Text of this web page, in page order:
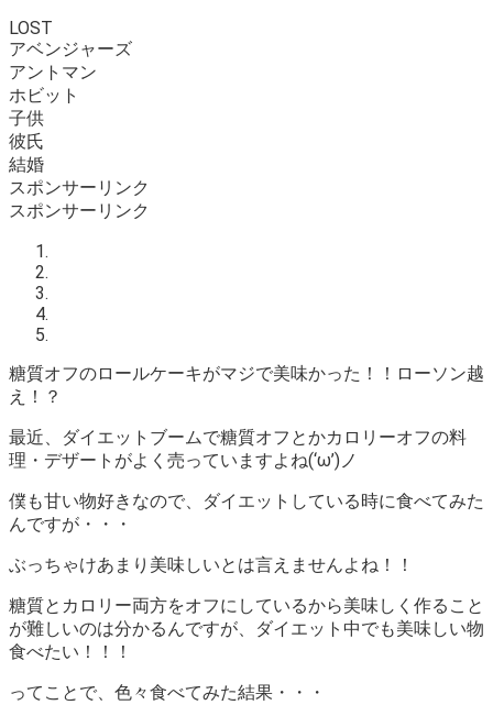
LOST
アベンジャーズ
アントマン
ホビット
子供
彼氏
結婚
スポンサーリンク
スポンサーリンク
糖質オフのロールケーキがマジで美味かった！！ローソン越
え！？
最近、ダイエットブームで糖質オフとかカロリーオフの料
理・デザートがよく売っていますよね(‘ω’)ノ
僕も甘い物好きなので、ダイエットしている時に食べてみた
んですが・・・
ぶっちゃけあまり美味しいとは言えませんよね！！
糖質とカロリー両方をオフにしているから美味しく作ること
が難しいのは分かるんですが、
ダイエット中でも美味しい物
食べたい！！！
ってことで、色々食べてみた結果・・・